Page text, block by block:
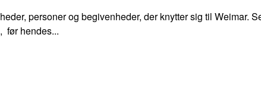
personer og begivenheder, der knytter sig til Weimar.
før hendes...